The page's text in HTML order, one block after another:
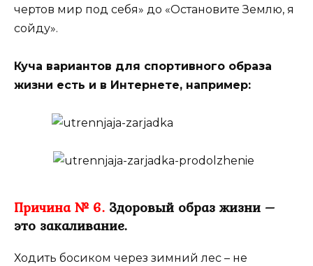
чертов мир под себя» до «Остановите Землю, я
сойду».
Куча вариантов для спортивного образа
жизни есть и в Интернете, например:
Причина № 6. Здоровый образ жизни –
это закаливание.
Ходить босиком через зимний лес – не